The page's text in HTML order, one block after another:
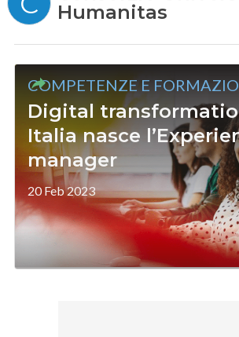
Humanitas
COMPETENZE E
Digital
Italia nasce
manager
20 Feb 2023